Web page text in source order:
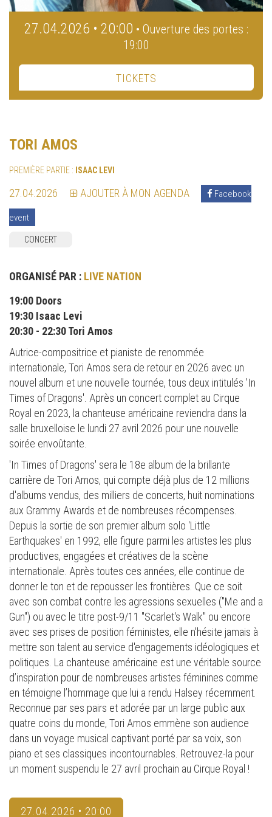
27.04.2026 • 20:00 • Ouverture des portes :
19:00
TICKETS
TORI AMOS
PREMIÈRE PARTIE : ISAAC LEVI
27.04.2026 AJOUTER À MON AGENDA Facebook
event
CONCERT
ORGANISÉ PAR : LIVE NATION
19:00 Doors
19:30 Isaac Levi
20:30 - 22:30 Tori Amos
Autrice-compositrice et pianiste de renommée
internationale, Tori Amos sera de retour en 2026 avec un
nouvel album et une nouvelle tournée, tous deux intitulés 'In
Times of Dragons'. Après un concert complet au Cirque
Royal en 2023, la chanteuse américaine reviendra dans la
salle bruxelloise le lundi 27 avril 2026 pour une nouvelle
soirée envoûtante.
'In Times of Dragons' sera le 18e album de la brillante
carrière de Tori Amos, qui compte déjà plus de 12 millions
d'albums vendus, des milliers de concerts, huit nominations
aux Grammy Awards et de nombreuses récompenses.
Depuis la sortie de son premier album solo 'Little
Earthquakes' en 1992, elle figure parmi les artistes les plus
productives, engagées et créatives de la scène
internationale. Après toutes ces années, elle continue de
donner le ton et de repousser les frontières. Que ce soit
avec son combat contre les agressions sexuelles ("Me and a
Gun") ou avec le titre post-9/11 "Scarlet's Walk" ou encore
avec ses prises de position féministes, elle n'hésite jamais à
mettre son talent au service d'engagements idéologiques et
politiques. La chanteuse américaine est une véritable source
d’inspiration pour de nombreuses artistes féminines comme
en témoigne l’hommage que lui a rendu Halsey récemment.
Reconnue par ses pairs et adorée par un large public aux
quatre coins du monde, Tori Amos emmène son audience
dans un voyage musical captivant porté par sa voix, son
piano et ses classiques incontournables. Retrouvez-la pour
un moment suspendu le 27 avril prochain au Cirque Royal !
27.04.2026 • 20:00